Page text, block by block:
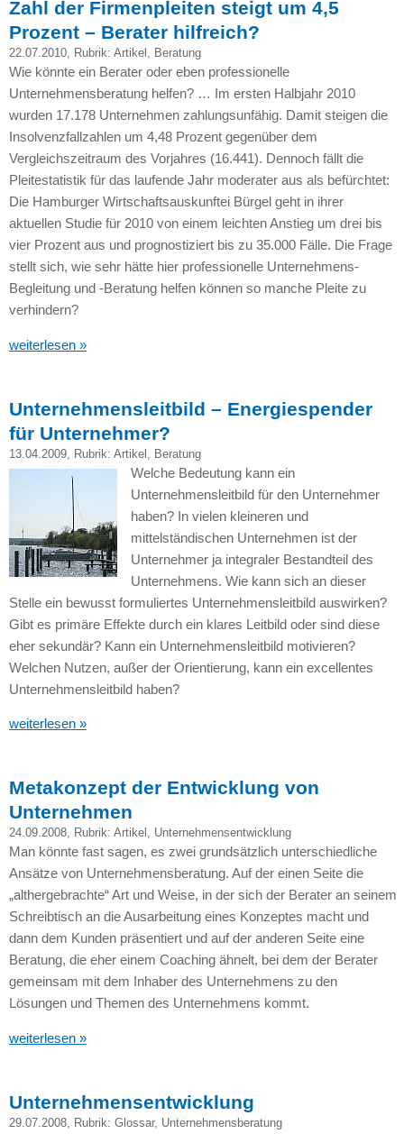
Zahl der Firmenpleiten steigt um 4,5
Prozent – Berater hilfreich?
22.07.2010, Rubrik: Artikel Beratung
Wie könnte ein Berater oder eben professionelle
Unternehmensberatung helfen? … Im ersten Halbjahr 2010
wurden 17.178 Unternehmen zahlungsunfähig. Damit steigen die
Insolvenzfallzahlen um 4,48 Prozent gegenüber dem
Vergleichszeitraum des Vorjahres (16.441). Dennoch fällt die
Pleitestatistik für das laufende Jahr moderater aus als befürchtet:
Die Hamburger Wirtschaftsauskunftei Bürgel geht in ihrer
aktuellen Studie für 2010 von einem leichten Anstieg um drei bis
vier Prozent aus und prognostiziert bis zu 35.000 Fälle. Die Frage
stellt sich, wie sehr hätte hier professionelle Unternehmens-
Begleitung und -Beratung helfen können so manche Pleite zu
verhindern?
weiterlesen »
Unternehmensleitbild – Energiespender
für Unternehmer?
13.04.2009, Rubrik: Artikel Beratung
Welche Bedeutung kann ein
Unternehmensleitbild für den Unternehmer
haben? In vielen kleineren und
mittelständischen Unternehmen ist der
Unternehmer ja integraler Bestandteil des
Unternehmens. Wie kann sich an dieser
Stelle ein bewusst formuliertes Unternehmensleitbild auswirken?
Gibt es primäre Effekte durch ein klares Leitbild oder sind diese
eher sekundär? Kann ein Unternehmensleitbild motivieren?
Welchen Nutzen, außer der Orientierung, kann ein excellentes
Unternehmensleitbild haben?
weiterlesen »
Metakonzept der Entwicklung von
Unternehmen
24.09.2008, Rubrik: Artikel , Unternehmensentwicklung
Man könnte fast sagen, es zwei grundsätzlich unterschiedliche
Ansätze von Unternehmensberatung. Auf der einen Seite die
„althergebrachte“ Art und Weise, in der sich der Berater an seinem
Schreibtisch an die Ausarbeitung eines Konzeptes macht und
dann dem Kunden präsentiert und auf der anderen Seite eine
Beratung, die eher einem Coaching ähnelt, bei dem der Berater
gemeinsam mit dem Inhaber des Unternehmens zu den
Lösungen und Themen des Unternehmens kommt.
weiterlesen »
Unternehmensentwicklung
29.07.2008, Rubrik: Glossar, Unternehmensberatung